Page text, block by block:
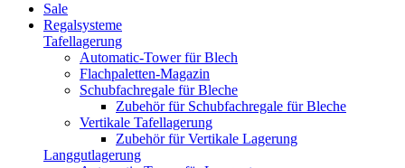
Sale
Regalsysteme
Tafellagerung
Automatic-Tower für Blech
Flachpaletten-Magazin
Schubfachregale für Bleche
Zubehör für Schubfachregale für Bleche
Vertikale Tafellagerung
Zubehör für Vertikale Lagerung
Langgutlagerung